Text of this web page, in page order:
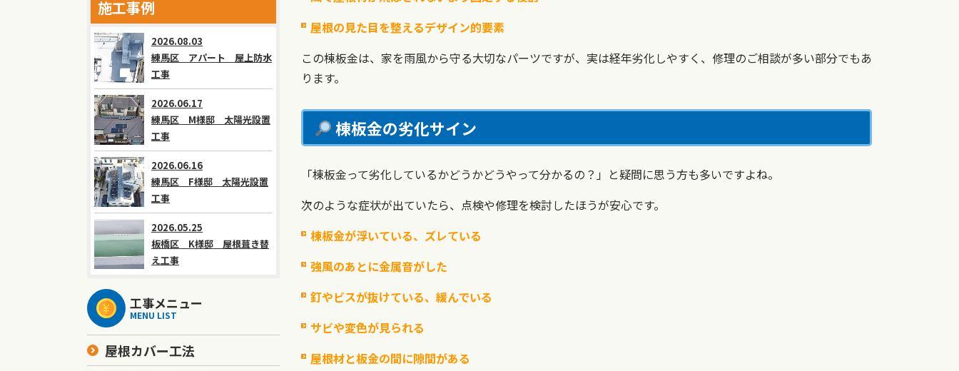
屋根の見た目を整えるデザイン的要素
この棟板金は、家を雨風から守る大切なパーツですが、実は経年劣化しやすく、修理のご相談が多い部分でもあ
ります。
棟板金の劣化サイン
「棟板金って劣化しているかどうかどうやって分かるの？」と疑問に思う方も多いですよね。
次のような症状が出ていたら、点検や修理を検討したほうが安心です。
棟板金が浮いている、ズレている
強風のあとに金属音がした
釘やビスが抜けている、緩んでいる
サビや変色が見られる
屋根材と板金の間に隙間がある
施工事例
2026.08.03
練馬区 アパート 屋上防水
工事
2026.06.17
練馬区 M様邸 太陽光設置
工事
2026.06.16
練馬区 F様邸 太陽光設置
工事
2026.05.25
板橋区 K様邸 屋根葺き替
え工事
工事メニュー
MENU LIST
屋根カバー工法